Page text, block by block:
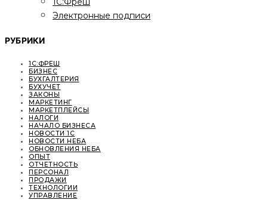
Электронные подписи
РУБРИКИ
1С:ФРЕШ
БИЗНЕС
БУХГАЛТЕРИЯ
БУХУЧЕТ
ЗАКОНЫ
МАРКЕТИНГ
МАРКЕТПЛЕЙСЫ
НАЛОГИ
НАЧАЛО БИЗНЕСА
НОВОСТИ 1С
НОВОСТИ НЕБА
ОБНОВЛЕНИЯ НЕБА
ОПЫТ
ОТЧЕТНОСТЬ
ПЕРСОНАЛ
ПРОДАЖИ
ТЕХНОЛОГИИ
УПРАВЛЕНИЕ